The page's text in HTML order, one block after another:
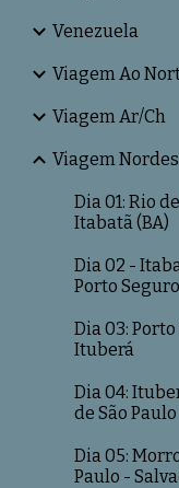
Venezuela
Viagem Ao
Viagem Ar/Ch
Viagem
Dia 01: Rio
Itabatã (BA)
Dia 02 -
Porto Seguro
Dia 03:
Ituberá
Dia 04:
de São Paulo
Dia 05:
Paulo -